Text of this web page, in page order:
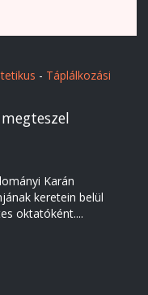
- Táplálkozási
Karán
keretein belül
oktatóként....